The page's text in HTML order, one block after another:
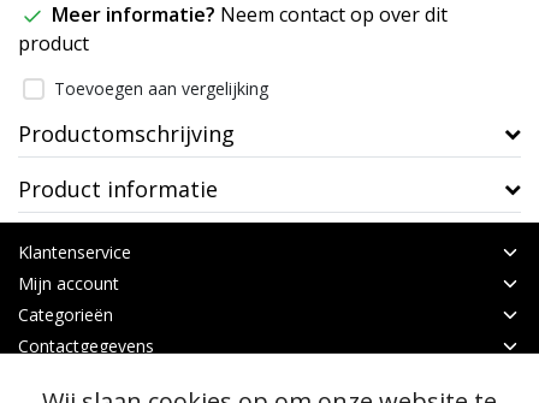
Meer informatie? Neem contact op over dit
product
Toevoegen aan vergelijking
Productomschrijving
Product informatie
Klantenservice
Mijn account
Categorieën
Contactgegevens